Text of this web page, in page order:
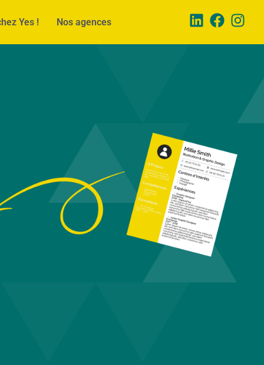
Yes ! Nos agences